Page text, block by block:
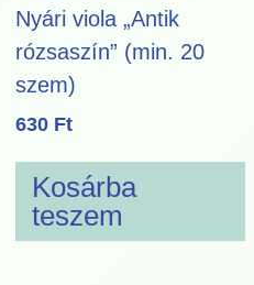
Nyári viola „Antik
rózsaszín” (min. 20
szem)
630 Ft
Kosárba
teszem